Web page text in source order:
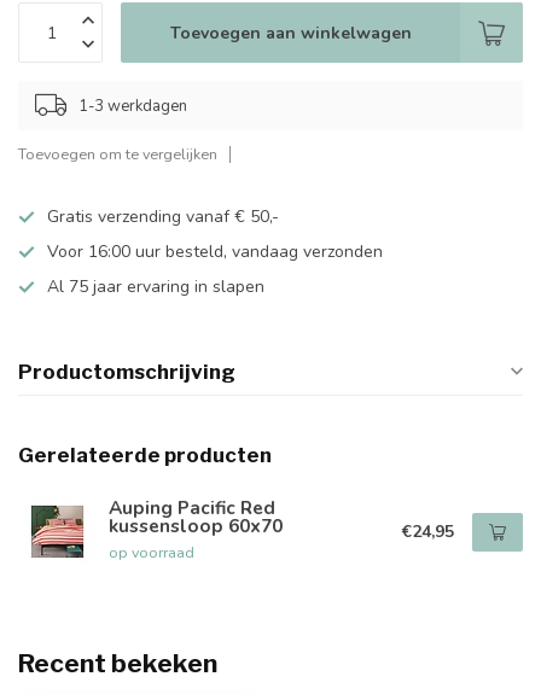
Toevoegen aan winkelwagen
1-3 werkdagen
Toevoegen om te vergelijken
Gratis verzending vanaf € 50,-
Voor 16:00 uur besteld, vandaag verzonden
Al 75 jaar ervaring in slapen
Productomschrijving
Gerelateerde producten
Auping Pacific Red
kussensloop 60x70
op voorraad
€24,95
Recent bekeken